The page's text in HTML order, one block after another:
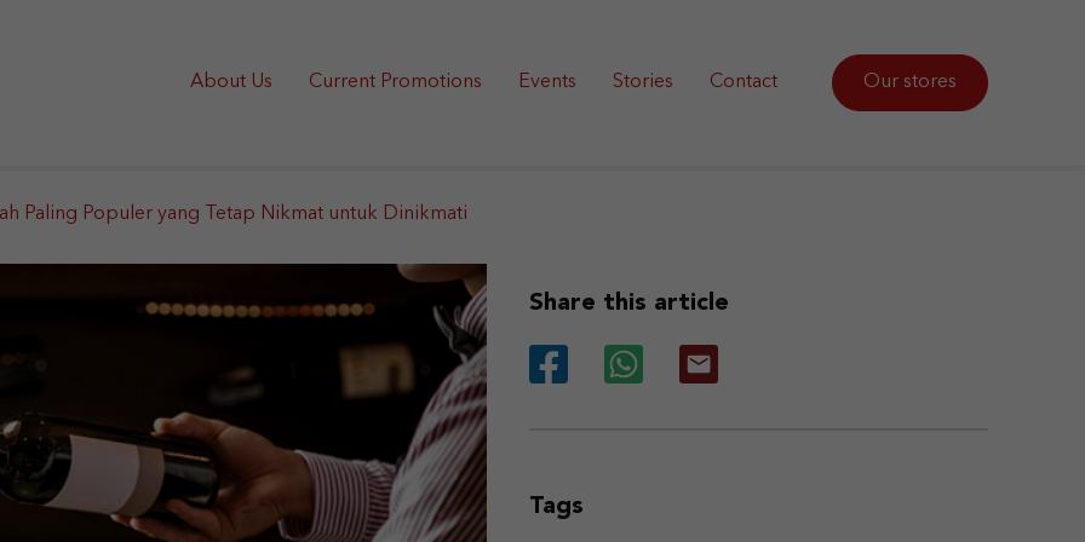
About Us Current Promotions Events Stories Contact Our stores
Paling Populer yang Tetap Nikmat untuk Dinikmati
Share this article
Tags